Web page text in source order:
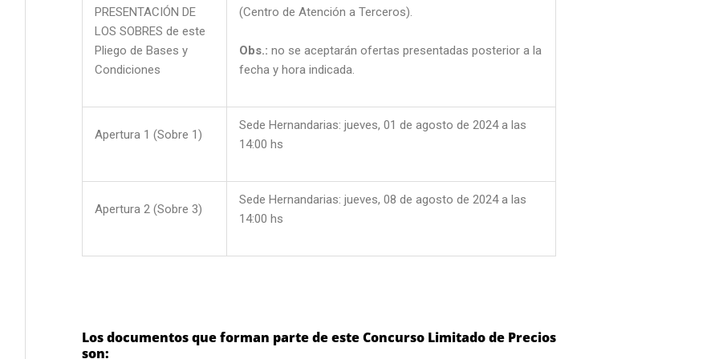
PRESENTACIÓN DE
LOS SOBRES de este
Pliego de Bases y
Condiciones
(Centro de Atención a Terceros).
Obs.: no se aceptarán ofertas presentadas posterior a la
fecha y hora indicada.
Apertura 1 (Sobre 1)
Sede Hernandarias: jueves, 01 de agosto de 2024 a las
14:00 hs
Apertura 2 (Sobre 3)
Sede Hernandarias: jueves, 08 de agosto de 2024 a las
14:00 hs
Los documentos que forman parte de este Concurso Limitado de Precios
son: